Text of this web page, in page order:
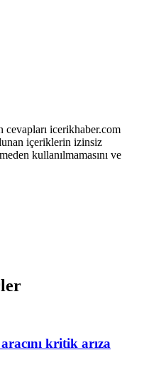
cevapları icerikhaber.com
içeriklerin izinsiz
kullanılmamasını ve
kritik arıza